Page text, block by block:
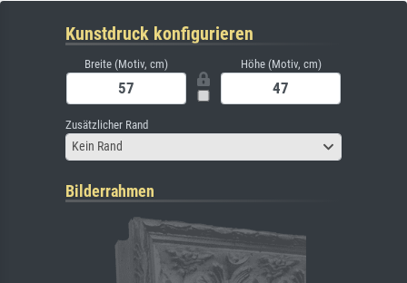
Kunstdruck konfigurieren
Breite (Motiv, cm) Höhe (Motiv, cm)
Zusätzlicher Rand
Kein Rand
Bilderrahmen